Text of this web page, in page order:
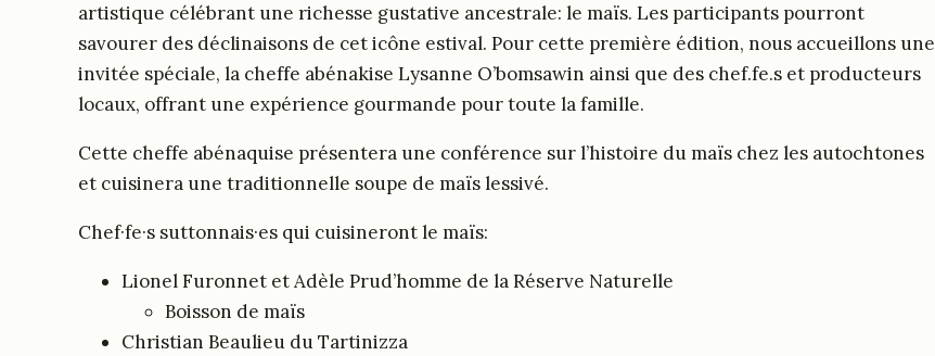
artistique célébrant une richesse gustative ancestrale: le maïs. Les participants pourront
savourer des déclinaisons de cet icône estival. Pour cette première édition, nous accueillons une
invitée spéciale, la cheffe abénakise Lysanne O’bomsawin ainsi que des chef.fe.s et producteurs
locaux, offrant une expérience gourmande pour toute la famille.
Cette cheffe abénaquise présentera une conférence sur l’histoire du maïs chez les autochtones
et cuisinera une traditionnelle soupe de maïs lessivé.
Chef·fe·s suttonnais·es qui cuisineront le maïs:
Lionel Furonnet et Adèle Prud’homme de la Réserve Naturelle
Boisson de maïs
Christian Beaulieu du Tartinizza